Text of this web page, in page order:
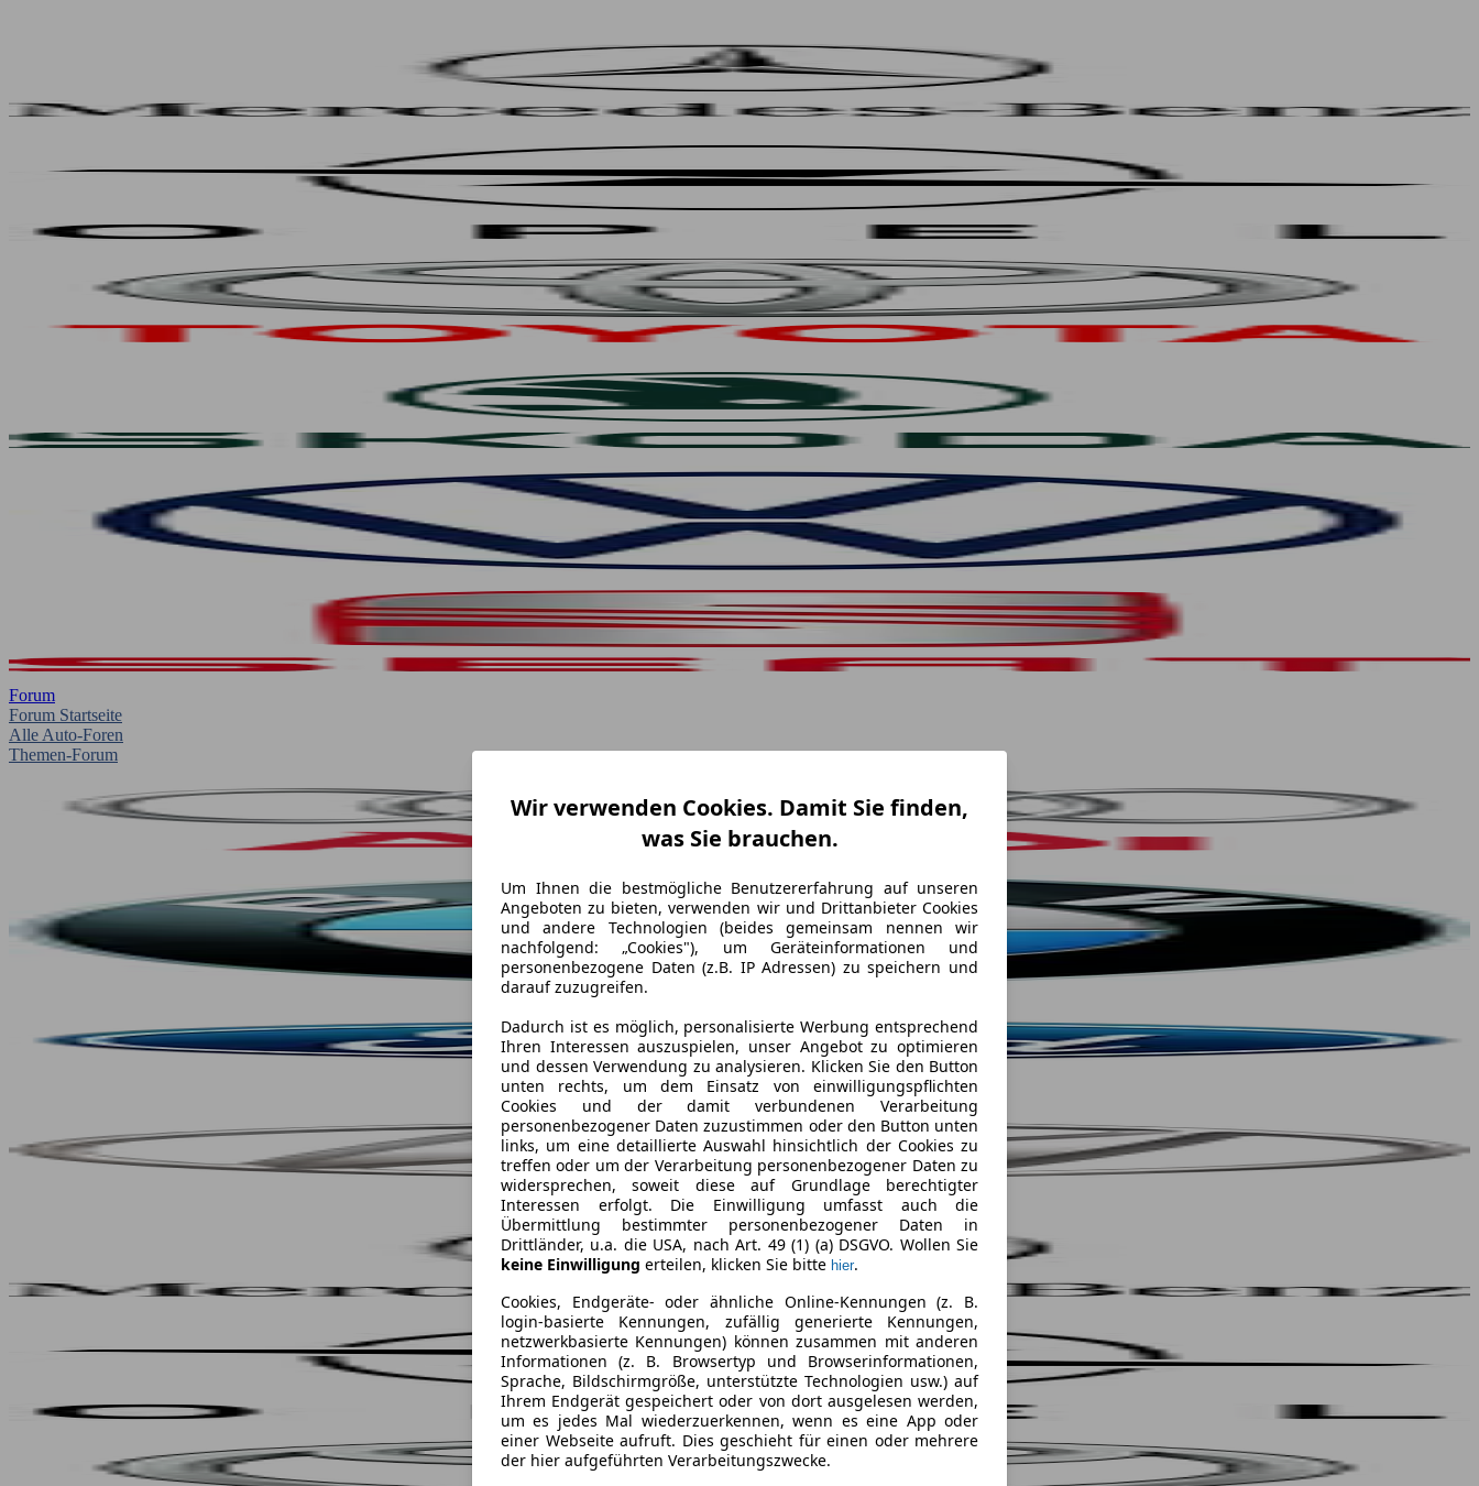
Forum
Forum Startseite
Alle Auto-Foren
Themen-Forum
Wir verwenden Cookies. Damit Sie finden,
was Sie brauchen.
Um Ihnen die bestmögliche Benutzererfahrung auf unseren
Angeboten zu bieten, verwenden wir und Drittanbieter Cookies
und andere Technologien (beides gemeinsam nennen wir
nachfolgend: „Cookies"), um Geräteinformationen und
personenbezogene Daten (z.B. IP Adressen) zu speichern und
darauf zuzugreifen.
Dadurch ist es möglich, personalisierte Werbung entsprechend
Ihren Interessen auszuspielen, unser Angebot zu optimieren
und dessen Verwendung zu analysieren. Klicken Sie den Button
unten rechts, um dem Einsatz von einwilligungspflichten
Cookies und der damit verbundenen Verarbeitung
personenbezogener Daten zuzustimmen oder den Button unten
links, um eine detaillierte Auswahl hinsichtlich der Cookies zu
treffen oder um der Verarbeitung personenbezogener Daten zu
widersprechen, soweit diese auf Grundlage berechtigter
Interessen erfolgt. Die Einwilligung umfasst auch die
Übermittlung bestimmter personenbezogener Daten in
Drittländer, u.a. die USA, nach Art. 49 (1) (a) DSGVO. Wollen Sie
keine Einwilligung erteilen, klicken Sie bitte hier.
Cookies, Endgeräte- oder ähnliche Online-Kennungen (z. B.
login-basierte Kennungen, zufällig generierte Kennungen,
netzwerkbasierte Kennungen) können zusammen mit anderen
Informationen (z. B. Browsertyp und Browserinformationen,
Sprache, Bildschirmgröße, unterstützte Technologien usw.) auf
Ihrem Endgerät gespeichert oder von dort ausgelesen werden,
um es jedes Mal wiederzuerkennen, wenn es eine App oder
einer Webseite aufruft. Dies geschieht für einen oder mehrere
der hier aufgeführten Verarbeitungszwecke.